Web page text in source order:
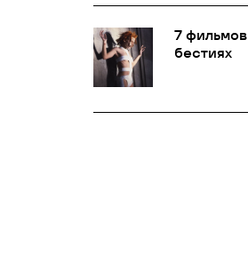
7
бестиях